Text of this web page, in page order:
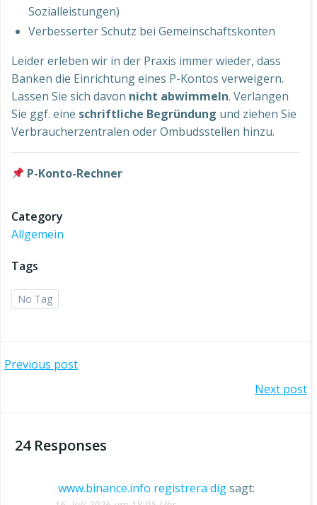
Sozialleistungen)
Verbesserter Schutz bei Gemeinschaftskonten
Leider erleben wir in der Praxis immer wieder, dass
Banken die Einrichtung eines P-Kontos verweigern.
Lassen Sie sich davon nicht abwimmeln. Verlangen
Sie ggf. eine schriftliche Begründung und ziehen Sie
Verbraucherzentralen oder Ombudsstellen hinzu.
P-Konto-Rechner
Category
Allgemein
Tags
No Tag
Post
Previous post
navigation
Next post
24 Responses
www.binance.info registrera digsagt: